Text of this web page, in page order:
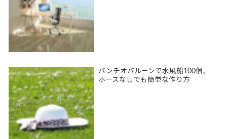
バンチオバルーンで水風船100個、
ホースなしでも簡単な作り方